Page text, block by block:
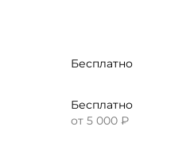
Бесплатно
Бесплатно
от 5 000 ₽